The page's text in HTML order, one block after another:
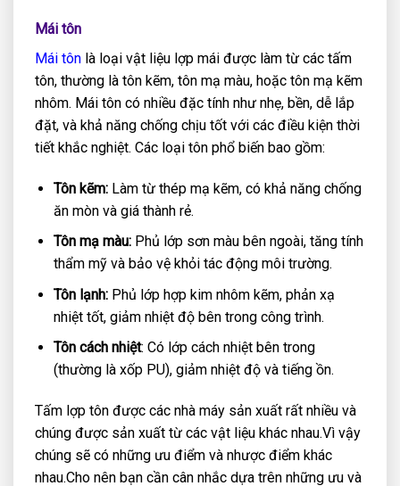
Mái tôn
Mái tôn là loại vật liệu lợp mái được làm từ các tấm
tôn, thường là tôn kẽm, tôn mạ màu, hoặc tôn mạ kẽm
nhôm. Mái tôn có nhiều đặc tính như nhẹ, bền, dễ lắp
đặt, và khả năng chống chịu tốt với các điều kiện thời
tiết khắc nghiệt. Các loại tôn phổ biến bao gồm:
Tôn kẽm:Làm từ thép mạ kẽm, có khả năng chống
ăn mòn và giá thành rẻ.
Tôn mạ màu:Phủ lớp sơn màu bên ngoài, tăng tính
thẩm mỹ và bảo vệ khỏi tác động môi trường.
Tôn lạnh:Phủ lớp hợp kim nhôm kẽm, phản xạ
nhiệt tốt, giảm nhiệt độ bên trong công trình.
Tôn cách nhiệt: Có lớp cách nhiệt bên trong
(thường là xốp PU), giảm nhiệt độ và tiếng ồn.
Tấm lợp tôn được các nhà máy sản xuất rất nhiều và
chúng được sản xuất từ các vật liệu khác nhau.Vì vậy
chúng sẽ có những ưu điểm và nhược điểm khác
nhau.Cho nên bạn cần cân nhắc dựa trên những ưu và